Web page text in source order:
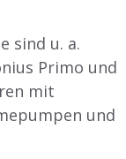
sind u. a.
Primo und
mit
und